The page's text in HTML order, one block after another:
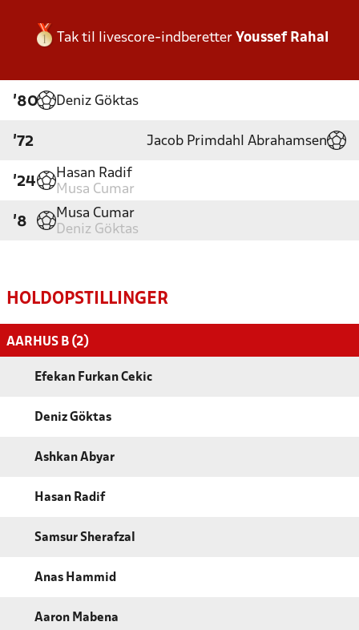
Tak til livescore-indberetter Youssef Rahal
'80 Deniz Göktas
'72 Jacob Primdahl Abrahamsen
'24
Hasan Radif
Musa Cumar
'8
Musa Cumar
Deniz Göktas
HOLDOPSTILLINGER
AARHUS B (2)
Efekan Furkan Cekic
Deniz Göktas
Ashkan Abyar
Hasan Radif
Samsur Sherafzal
Anas Hammid
Aaron Mabena